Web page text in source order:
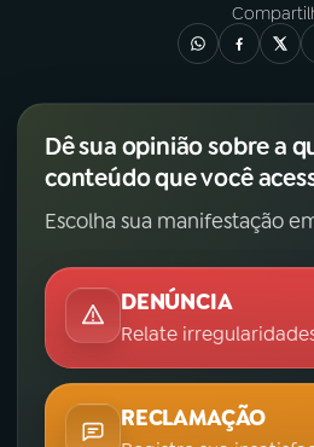
Dê sua opinião sobre a
conteúdo que você
Escolha sua manifestação
DENÚNCIA
Relate
RECLAMAÇÃO